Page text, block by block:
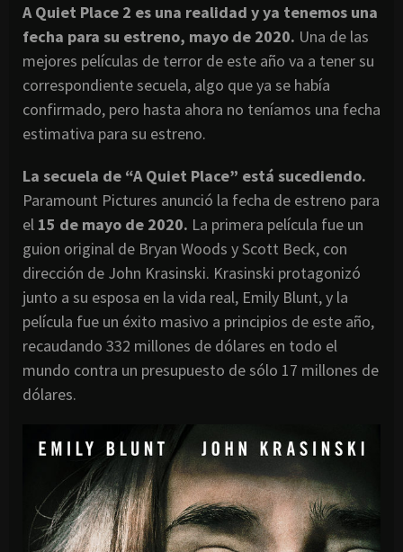
A Quiet Place 2 es una realidad y ya tenemos una
fecha para su estreno, mayo de 2020. Una de las
mejores películas de terror de este año va a tener su
correspondiente secuela, algo que ya se había
confirmado, pero hasta ahora no teníamos una fecha
estimativa para su estreno.
La secuela de “A Quiet Place” está sucediendo.
Paramount Pictures anunció la fecha de estreno para
el 15 de mayo de 2020. La primera película fue un
guion original de Bryan Woods y Scott Beck, con
dirección de John Krasinski. Krasinski protagonizó
junto a su esposa en la vida real, Emily Blunt, y la
película fue un éxito masivo a principios de este año,
recaudando 332 millones de dólares en todo el
mundo contra un presupuesto de sólo 17 millones de
dólares.